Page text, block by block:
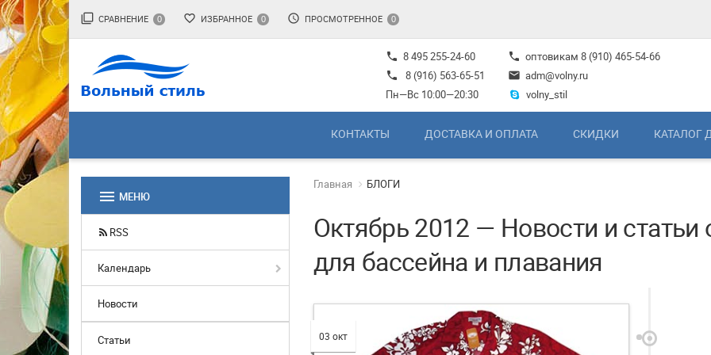
filter_none СРАВНЕНИЕ 0 favorite_border ИЗБРАННОЕ 0 access_time ПРОСМОТРЕННОЕ 0
phone 8 495 255-24-60
phone
8 (916) 563-65-51
Пн—Вс 10:00—20:30
phone оптовикам 8 (910) 465-54-66
mail adm@volny.ru
volny_stil
КОНТАКТЫ ДОСТАВКА И ОПЛАТА СКИДКИ КАТАЛОГ
menu МЕНЮ
RSS
Календарь
Новости
Статьи
Главная БЛОГИ
Октябрь 2012 — Новости и статьи
для бассейна и плавания
03 окт